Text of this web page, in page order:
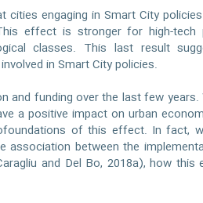
engaging in Smart City
effect is stronger for high-tech
classes. This last result
in Smart City policies.
and funding over the last few years.
a positive impact on urban
of this effect. In fact,
association between the
and Del Bo, 2018a), how this